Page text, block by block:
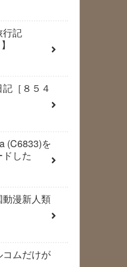
行記
［８５４
(C6833)を
した
動漫新人類
ムだけが